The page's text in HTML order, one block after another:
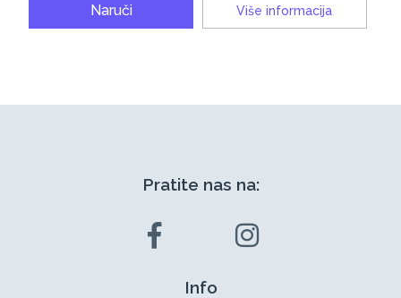
Naruči Više informacija
Pratite nas na:
Info